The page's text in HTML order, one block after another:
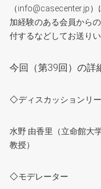
（info@casecenter.jp
加経験のある会員から
付するなどしてお送り
今回（第39回）の詳
◇ディスカッションリ
水野 由香里（立命館大
教授）
◇モデレーター